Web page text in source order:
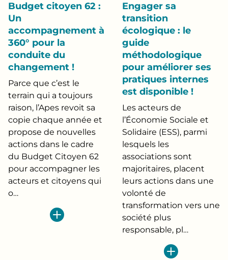
Budget citoyen 62 :
Un
accompagnement à
360° pour la
conduite du
changement !
Parce que c’est le
terrain qui a toujours
raison, l’Apes revoit sa
copie chaque année et
propose de nouvelles
actions dans le cadre
du Budget Citoyen 62
pour accompagner les
acteurs et citoyens qui
o…
Engager sa
transition
écologique : le
guide
méthodologique
pour améliorer ses
pratiques internes
est disponible !
Les acteurs de
l’Économie Sociale et
Solidaire (ESS), parmi
lesquels les
associations sont
majoritaires, placent
leurs actions dans une
volonté de
transformation vers une
société plus
responsable, pl…